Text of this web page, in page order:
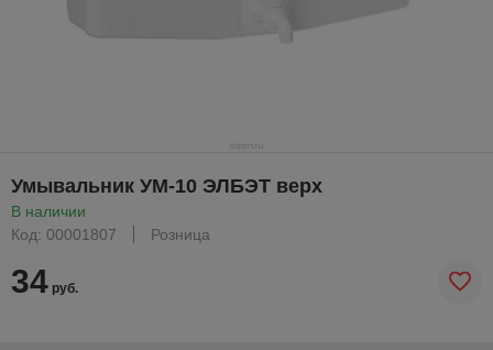
Умывальник УМ-10 ЭЛБЭТ верх
В наличии
Код: 00001807
Розница
34 руб.